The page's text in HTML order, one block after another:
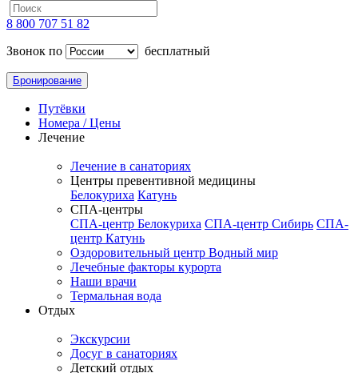
8 800 707 51 82
Звонок по
бесплатный
Бронирование
Путёвки
Номера / Цены
Лечение
Лечение в санаториях
Центры превентивной медицины
Белокуриха Катунь
СПА-центры
СПА-центр Белокуриха СПА-центр Сибирь СПА-
центр Катунь
Оздоровительный центр Водный мир
Лечебные факторы курорта
Наши врачи
Термальная вода
Отдых
Экскурсии
Досуг в санаториях
Детский отдых